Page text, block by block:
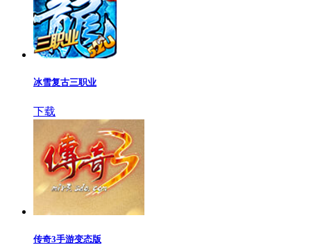
冰雪复古三职业
下载
传奇3手游变态版